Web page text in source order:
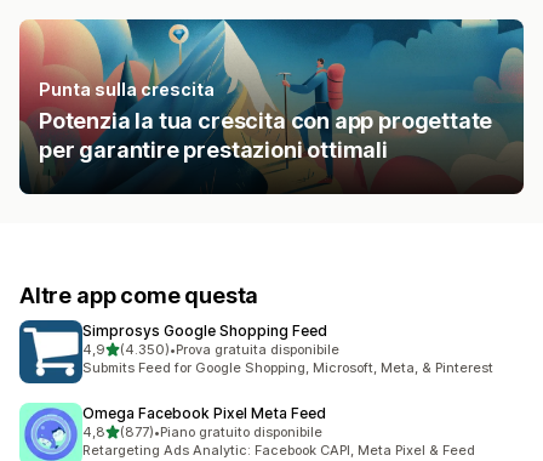
Punta sulla crescita
Potenzia la tua crescita con app progettate
per garantire prestazioni ottimali
Altre app come questa
Simprosys Google Shopping Feed
4,9stelle su 5
(4.350)
4350 recensioni totali
•Prova gratuita disponibile
Submits Feed for Google Shopping, Microsoft, Meta, & Pinterest
Omega Facebook Pixel Meta Feed
4,8stelle su 5
(877)
877 recensioni totali
•Piano gratuito disponibile
Retargeting Ads Analytic: Facebook CAPI, Meta Pixel & Feed